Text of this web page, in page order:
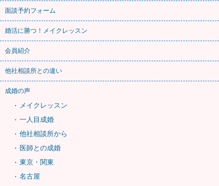
面談予約フォーム
婚活に勝つ！メイクレッスン
会員紹介
他社相談所との違い
成婚の声
メイクレッスン
一人目成婚
他社相談所から
医師との成婚
東京・関東
名古屋